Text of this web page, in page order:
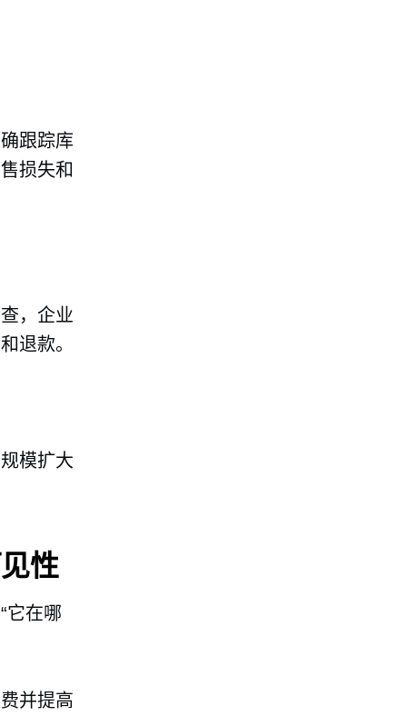
跟踪库
损失和
，企业
退款。
模扩大
性
它在哪
并提高